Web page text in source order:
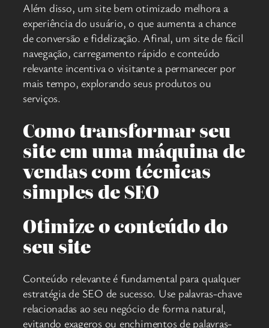
Além disso, um site bem otimizado melhora a
experiência do usuário, o que aumenta a chance
de conversão e fidelização. Afinal, um site de fácil
navegação, carregamento rápido e conteúdo
relevante incentiva o visitante a permanecer por
mais tempo, explorando seus produtos ou
serviços.
Como transformar seu
site em uma máquina de
vendas com técnicas
simples de SEO
Otimize o conteúdo do
seu site
Conteúdo relevante é fundamental para qualquer
estratégia de SEO de sucesso. Use palavras-chave
relacionadas ao seu negócio de forma natural,
evitando exageros ou enchimentos de palavras-